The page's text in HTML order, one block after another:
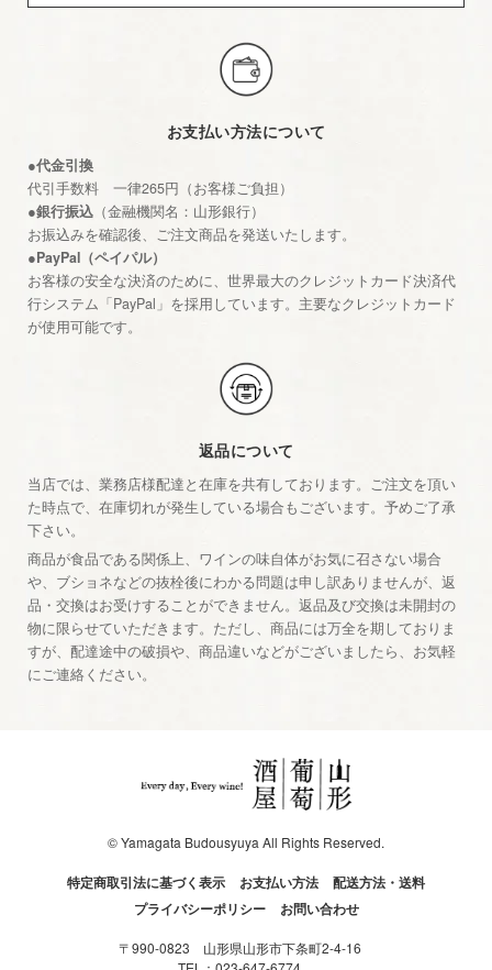
お支払い方法について
●代金引換
代引手数料 一律265円（お客様ご負担）
●銀行振込 （金融機関名：山形銀行）
お振込みを確認後、ご注文商品を発送いたします。
●PayPal（ペイパル）
お客様の安全な決済のために、世界最大のクレジットカード決済代
行システム「PayPal」を採用しています。主要なクレジットカード
が使用可能です。
返品について
当店では、業務店様配達と在庫を共有しております。ご注文を頂い
た時点で、在庫切れが発生している場合もございます。予めご了承
下さい。
商品が食品である関係上、ワインの味自体がお気に召さない場合
や、ブショネなどの抜栓後にわかる問題は申し訳ありませんが、返
品・交換はお受けすることができません。返品及び交換は未開封の
物に限らせていただきます。ただし、商品には万全を期しておりま
すが、配達途中の破損や、商品違いなどがございましたら、お気軽
にご連絡ください。
© Yamagata Budousyuya All Rights Reserved.
特定商取引法に基づく表示 お支払い方法
配送方法・送料
プライバシーポリシー
お問い合わせ
〒990-0823 山形県山形市下条町2-4-16